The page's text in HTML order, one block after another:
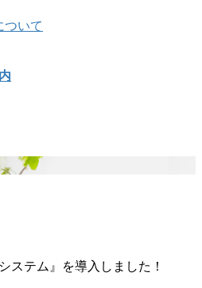
ついて
ステム』を導入しました！